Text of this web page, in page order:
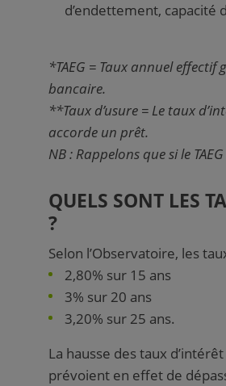
d’endettement,
*TAEG = Taux annuel
bancaire.
**Taux d’usure = Le taux
accorde un prêt.
NB : Rappelons que si le
QUELS SONT LES
?
Selon l’Observatoire, les
2,80% sur 15 ans
3% sur 20 ans
3,20% sur 25 ans.
La hausse des taux
prévoient en effet de